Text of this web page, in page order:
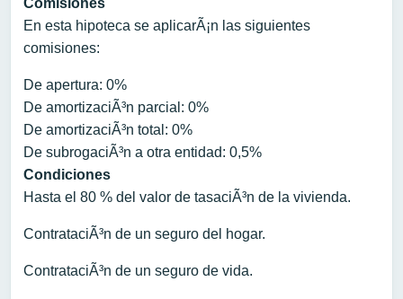
Comisiones
En esta hipoteca se aplicarÃ¡n las siguientes
comisiones:
De apertura: 0%
De amortizaciÃ³n parcial: 0%
De amortizaciÃ³n total: 0%
De subrogaciÃ³n a otra entidad: 0,5%
Condiciones
Hasta el 80 % del valor de tasaciÃ³n de la vivienda.
ContrataciÃ³n de un seguro del hogar.
ContrataciÃ³n de un seguro de vida.